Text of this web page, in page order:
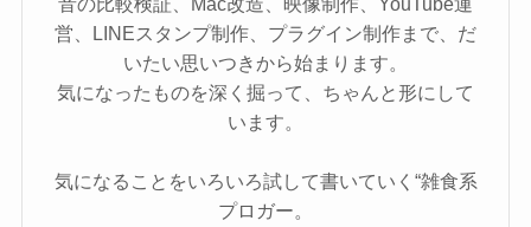
営、LINEスタンプ制作、プラグイン制作まで、だ
いたい思いつきから始まります。
気になったものを深く掘って、ちゃんと形にして
います。
気になることをいろいろ試して書いていく“雑食系
プロガー。